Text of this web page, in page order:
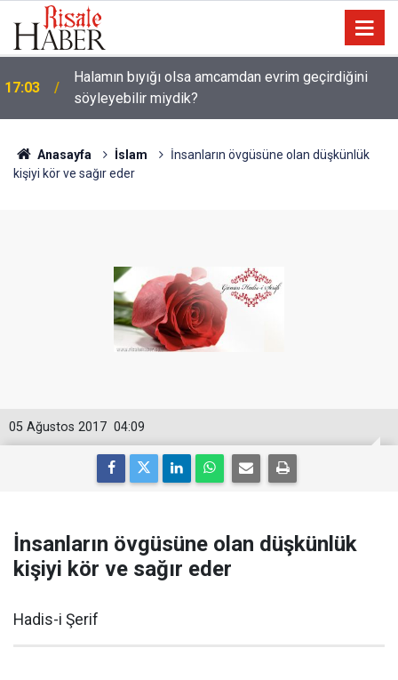
17:03
Halamın bıyığı olsa amcamdan evrim geçirdiğini
söyleyebilir miydik?
16:05
Güneş Tutulması 12 Ağustos'ta: Türkiye'den
görülecek mi?
Anasayfa İslam
İnsanların övgüsüne olan düşkünlük
kişiyi kör ve sağır eder
04:09
05 Ağustos 2017
İnsanların övgüsüne olan düşkünlük
kişiyi kör ve sağır eder
Hadis-i Şerif